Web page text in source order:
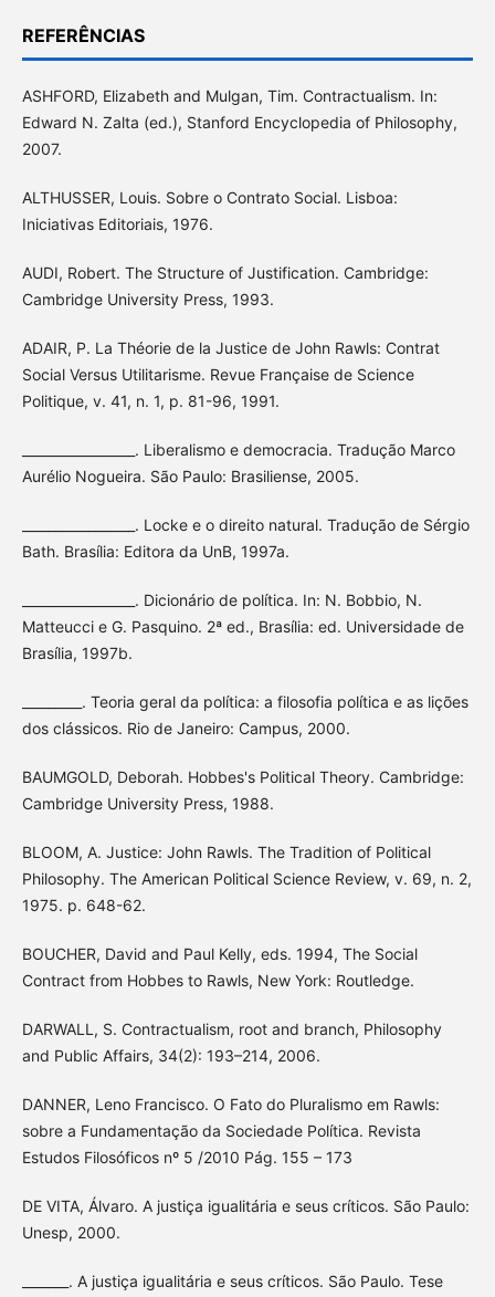
REFERÊNCIAS
ASHFORD, Elizabeth and Mulgan, Tim. Contractualism. In:
Edward N. Zalta (ed.), Stanford Encyclopedia of Philosophy,
2007.
ALTHUSSER, Louis. Sobre o Contrato Social. Lisboa:
Iniciativas Editoriais, 1976.
AUDI, Robert. The Structure of Justification. Cambridge:
Cambridge University Press, 1993.
ADAIR, P. La Théorie de la Justice de John Rawls: Contrat
Social Versus Utilitarisme. Revue Française de Science
Politique, v. 41, n. 1, p. 81-96, 1991.
_________________. Liberalismo e democracia. Tradução Marco
Aurélio Nogueira. São Paulo: Brasiliense, 2005.
_________________. Locke e o direito natural. Tradução de Sérgio
Bath. Brasília: Editora da UnB, 1997a.
_________________. Dicionário de política. In: N. Bobbio, N.
Matteucci e G. Pasquino. 2ª ed., Brasília: ed. Universidade de
Brasília, 1997b.
_________. Teoria geral da política: a filosofia política e as lições
dos clássicos. Rio de Janeiro: Campus, 2000.
BAUMGOLD, Deborah. Hobbes's Political Theory. Cambridge:
Cambridge University Press, 1988.
BLOOM, A. Justice: John Rawls. The Tradition of Political
Philosophy. The American Political Science Review, v. 69, n. 2,
1975. p. 648-62.
BOUCHER, David and Paul Kelly, eds. 1994, The Social
Contract from Hobbes to Rawls, New York: Routledge.
DARWALL, S. Contractualism, root and branch, Philosophy
and Public Affairs, 34(2): 193–214, 2006.
DANNER, Leno Francisco. O Fato do Pluralismo em Rawls:
sobre a Fundamentação da Sociedade Política. Revista
Estudos Filosóficos nº 5 /2010 Pág. 155 – 173
DE VITA, Álvaro. A justiça igualitária e seus críticos. São Paulo:
Unesp, 2000.
_______. A justiça igualitária e seus críticos. São Paulo. Tese